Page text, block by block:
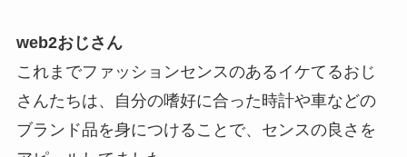
web2おじさん
これまでファッションセンスのあるイケてるおじ
さんたちは、自分の嗜好に合った時計や車などの
ブランド品を身につけることで、センスの良さを